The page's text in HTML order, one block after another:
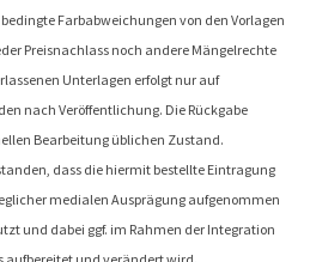
Farbabweichungen von den Vorlagen
Preisnachlass noch andere Mängelrechte
Unterlagen erfolgt nur auf
nach Veröffentlichung. Die Rückgabe
Bearbeitung üblichen Zustand.
dass die hiermit bestellte Eintragung
medialen Ausprägung aufgenommen
und dabei ggf. im Rahmen der Integration